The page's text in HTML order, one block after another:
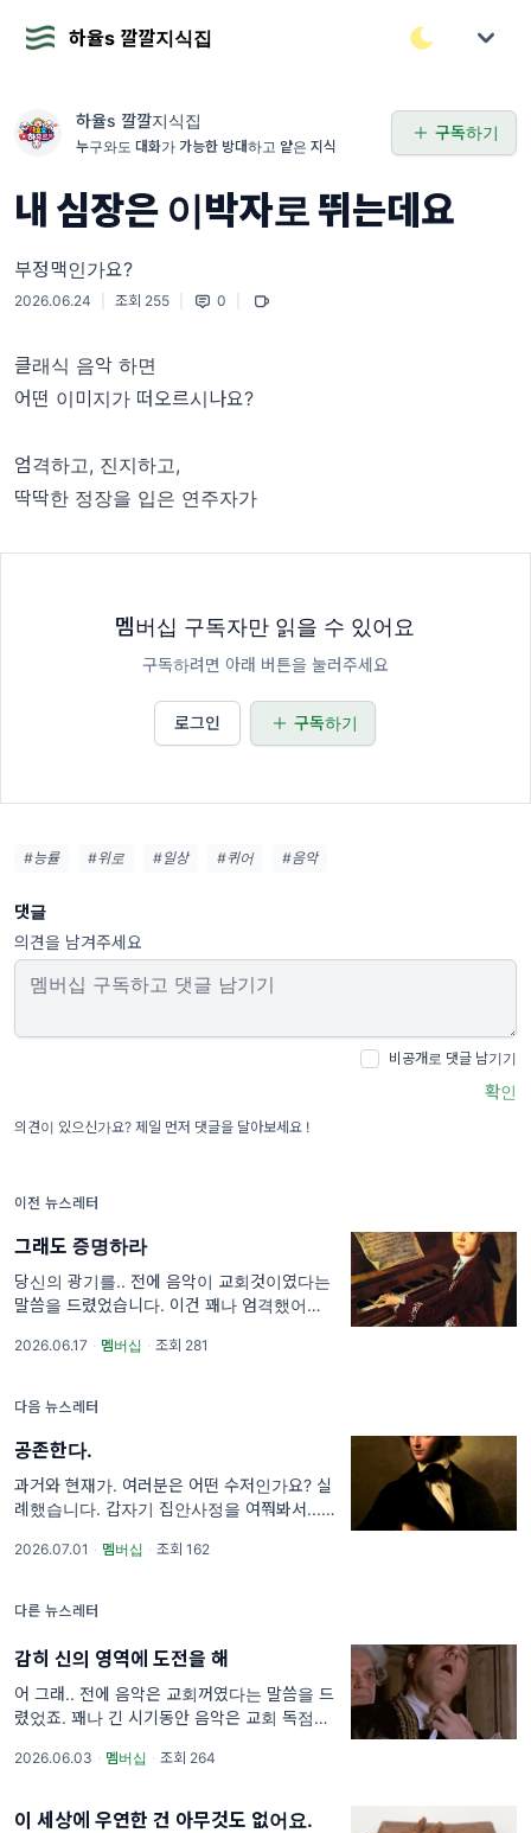
하율s 깔깔지식집
하율s 깔깔지식집
누구와도 대화가 가능한 방대하고 얕은 지식
구독하기
내 심장은 이박자로 뛰는데요
부정맥인가요?
2026.06.24 조회 255 0
클래식 음악 하면
어떤 이미지가 떠오르시나요?
엄격하고, 진지하고,
딱딱한 정장을 입은 연주자가
멤버십 구독자만 읽을 수 있어요
구독하려면 아래 버튼을 눌러주세요
로그인 구독하기
#능률 #위로 #일상 #퀴어 #음악
댓글
의견을 남겨주세요
비공개로 댓글 남기기
확인
의견이 있으신가요? 제일 먼저 댓글을 달아보세요 !
이전 뉴스레터
그래도 증명하라
당신의 광기를.. 전에 음악이 교회것이였다는
말씀을 드렸었습니다. 이건 꽤나 엄격했어요.
루는 음악을
2026.06.17 · 멤버십 · 조회 281
다음 뉴스레터
공존한다.
과거와 현재가. 여러분은 어떤 수저인가요? 실
례했습니다. 갑자기 집안사정을 여쭤봐서... 하
2026.07.01 · 멤버십 · 조회 162
다른 뉴스레터
감히 신의 영역에 도전을 해
어 그래.. 전에 음악은 교회꺼였다는 말씀을 드
렸었죠. 꽤나 긴 시기동안 음악은 교회 독점체
2026.06.03 · 멤버십 · 조회 264
이 세상에 우연한 건 아무것도 없어요.